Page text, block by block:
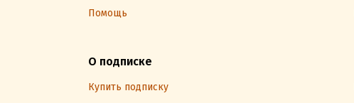
Помощь
О подписке
Купить подписку